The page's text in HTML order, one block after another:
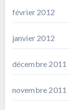
février 2012
janvier 2012
décembre 2011
novembre 2011